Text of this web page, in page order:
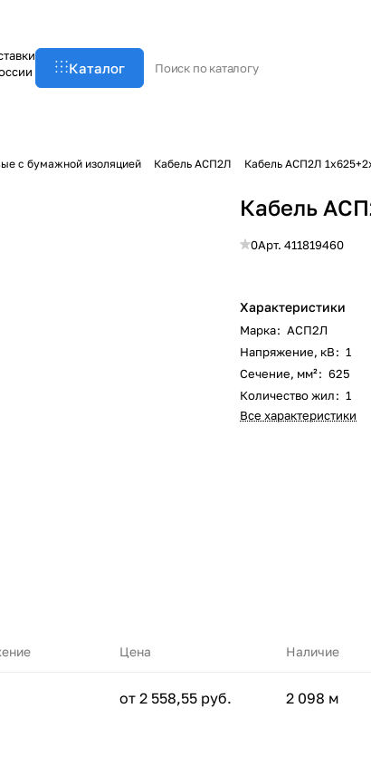
тавки
ссии
Каталог
с бумажной изоляцией Кабель АСП2Л Кабель АСП2Л
Кабель
0Арт. 411819460
Характеристики
Марка: АСП2Л
Напряжение, кВ: 1
Сечение, мм²: 625
Количество жил: 1
Все характеристики
Цена Наличие
от 2 558,55 руб. 2 098 м